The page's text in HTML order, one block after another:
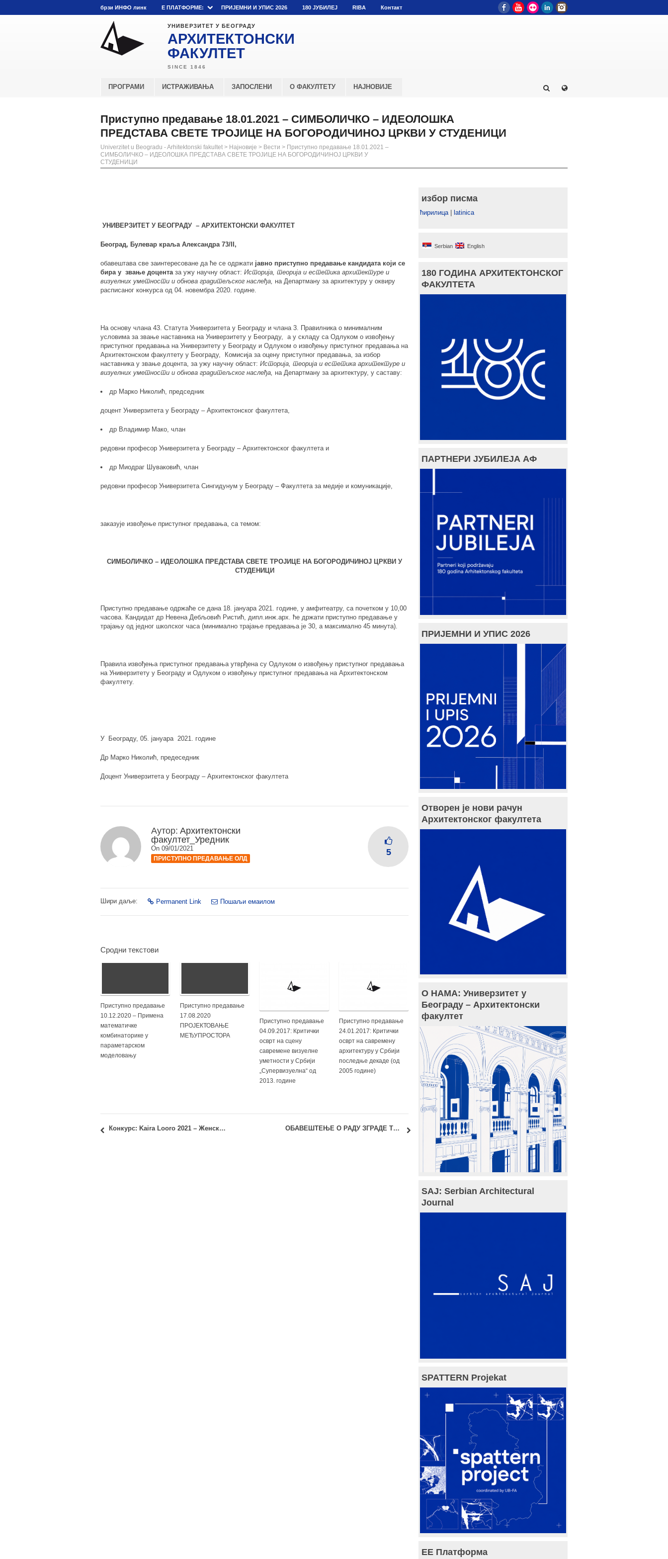
брзи ИНФО линк E ПЛАТФОРМЕ: ПРИЈЕМНИ И УПИС 2026 180 ЈУБИЛЕЈ RIBA Контакт FacebookYouTube
Flickr LinkedIn
УНИВЕРЗИТЕТ У БЕОГРАДУ
АРХИТЕКТОНСКИ
ФАКУЛТЕТ
ПРОГРАМИ ИСТРАЖИВАЊА ЗАПОСЛЕНИ О ФАКУЛТЕТУ НАЈНОВИЈЕ
Приступно предавање 18.01.2021 – СИМБОЛИЧКО – ИДЕОЛОШКА
ПРЕДСТАВА СВЕТЕ ТРОЈИЦЕ НА БОГОРОДИЧИНОЈ ЦРКВИ У СТУДЕНИЦИ
Univerzitet u Beogradu - Arhitektonski fakultet > Најновије > Вести > Приступно предавање 18.01.2021 –
СИМБОЛИЧКО – ИДЕОЛОШКА ПРЕДСТАВА СВЕТЕ ТРОЈИЦЕ НА БОГОРОДИЧИНОЈ ЦРКВИ У
СТУДЕНИЦИ
УНИВЕРЗИТЕТ У БЕОГРАДУ – АРХИТЕКТОНСКИ ФАКУЛТЕТ
Београд, Булевар краља Александра73/ ,
обавештава све заинтересоване да ће се одржати јавно приступно предавање кандидата који сe
бира у звање доцентаза ужу научну област: Историја, теорија и естетика архитектуре и
визуелних уметности и обнова градитељског наслеђа, на Департману за архитектуру у оквиру
расписаног конкурса од 04. новембра 2020. године.
На основу члана 43. Статута Универзитета у Београду и члана 3. Правилника о минималним
условима за звање наставника на Универзитету у Београду, а у складу са Одлуком о извођењу
приступног предавања на Универзитету у Београду и Одлуком о извођењу приступног предавања на
Архитектонском факултету у Београду, Комисија за оцену приступног предавања, за избор
наставника у звање доцента, за ужу научну област: Историја, теорија и естетика архитектуре и
визуелних уметности и обнова градитељског наслеђа, на Департману за архитектуру, у саставу:
др Марко Николић, председник
доцент Универзитета у Београду – Архитектонског факултета,
др Владимир Мако, члан
редовни професор Универзитета у Београду – Архитектонског факултета и
др Миодраг Шуваковић, члан
редовни професор Универзитета Сингидунум у Београду – Факултета за медије и комуникације,
заказује извођење приступног предавања, са темом:
СИМБОЛИЧКО – ИДЕОЛОШКА ПРЕДСТАВА СВЕТЕ ТРОЈИЦЕ НА БОГОРОДИЧ И НОЈ ЦРКВИ У
СТУДЕНИЦИ
Приступно предавање одржаће се дана 18. јануара 2021. године, у амфитеатру, са почетком у 10,00
часова. Кандидат др Невена Дебљовић Ристић, дипл.инж.арх. ће држати приступно предавање у
трајању од једног школског часа (минимално трајање предавања је 30, а максимално 45 минута).
Правила извођења приступног предавања утврђена су Одлуком о извођењу приступног предавања
на Универзитету у Београду и Одлуком о извођењу приступног предавања на Архитектонском
факултету.
У Београду, 05. јануара 2021. године
Др Марко Николић, предеседник
Доцент Универзитета у Београду – Архитектонског факултета
Аутор: Архитектонски
факултет_Уредник
On 09/01/2021
ПРИСТУПНО ПРЕДАВАЊЕ ОЛД
5
Шири даље: Permanent Link Пошаљи емаилом
Сродни текстови
Приступно предавање
10.12.2020 – Примена
математичке
комбинаторике у
параметарском
моделовању
Приступно предавање
17.08.2020
ПРОЈЕКТОВАЊЕ
МЕЂУПРОСТОРА
Приступно предавање
04.09.2017: Критички
осврт на сцену
савремене визуелне
уметности у Србији
„Супервизуелна“ од
2013. године
Приступно предавање
24.01.2017: Критички
осврт на савремену
архитектуру у Србији
последње декаде (од
2005 године)
Конкурс: Kaira Looro 2021 – Женска кућа ОБАВЕШТЕЊЕ О РАДУ ЗГРАДЕ ТЕХНИЧКИХ ФАКУЛТЕТА
избор писма
ћирилица| latinica
Serbian English
180 ГОДИНА АРХИТЕКТОНСКОГ
ФАКУЛТЕТА
ПАРТНЕРИ ЈУБИЛЕЈА АФ
ПРИЈЕМНИ И УПИС 2026
Отворен је нови рачун
Архитектонског факултета
О НАМА: Универзитет у
Београду – Архитектонски
факултет
SAJ: Serbian Architectural
Journal
SPATTERN Projekat
ЕЕ Платформа